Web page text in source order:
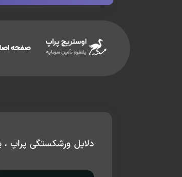
صفحه
دلایل ورشکستگی پراپ